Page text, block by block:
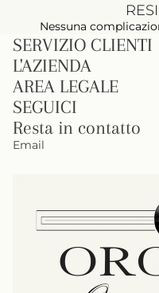
Nessuna
SERVIZIO CLIENTI
L'AZIENDA
AREA LEGALE
SEGUICI
Resta in contatto
Email